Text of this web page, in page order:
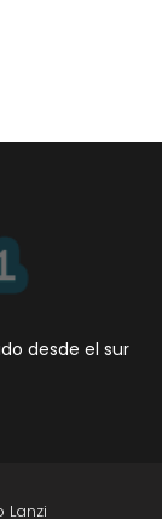
desde el sur
Lanzi